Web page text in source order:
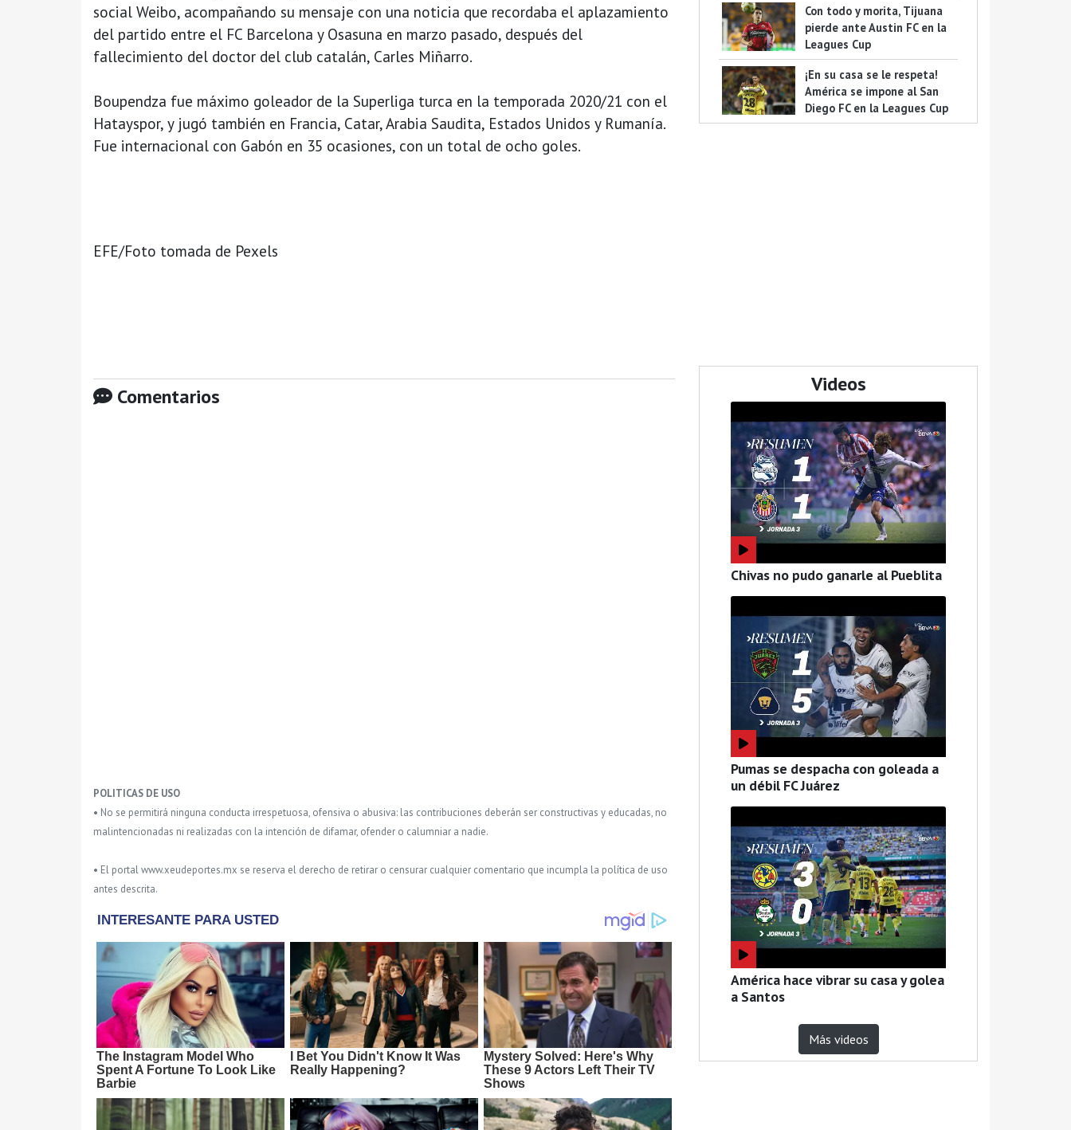
social Weibo, acompañando su mensaje con una noticia que recordaba el aplazamiento
del partido entre el FC Barcelona y Osasuna en marzo pasado, después del
fallecimiento del doctor del club catalán, Carles Miñarro.
Boupendza fue máximo goleador de la Superliga turca en la temporada 2020/21 con el
Hatayspor, y jugó también en Francia, Catar, Arabia Saudita, Estados Unidos y Rumanía.
Fue internacional con Gabón en 35 ocasiones, con un total de ocho goles.
EFE/Foto tomada de Pexels
Comentarios
POLITICAS DE USO
• No se permitirá ninguna conducta irrespetuosa, ofensiva o abusiva: las contribuciones deberán ser constructivas y educadas, no
malintencionadas ni realizadas con la intención de difamar, ofender o calumniar a nadie.
• El portal www.xeudeportes.mx se reserva el derecho de retirar o censurar cualquier comentario que incumpla la política de uso
antes descrita.
Con todo y morita, Tijuana
pierde ante Austin FC en la
Leagues Cup
¡En su casa se le respeta!
América se impone al San
Diego FC en la Leagues Cup
Videos
Chivas no pudo ganarle al Pueblita
Pumas se despacha con goleada a
un débil FC Juárez
América hace vibrar su casa y golea
a Santos
Más videos